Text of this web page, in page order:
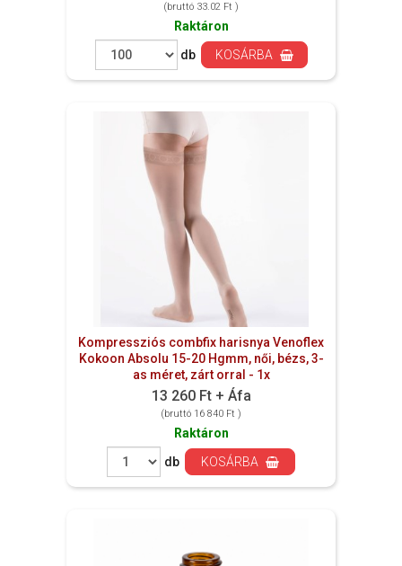
(bruttó 33.02 Ft )
Raktáron
db
KOSÁRBA
Kompressziós combfix harisnya Venoflex
Kokoon Absolu 15-20 Hgmm, női, bézs, 3-
as méret, zárt orral - 1x
13 260 Ft + Áfa
(bruttó 16 840 Ft )
Raktáron
db
KOSÁRBA